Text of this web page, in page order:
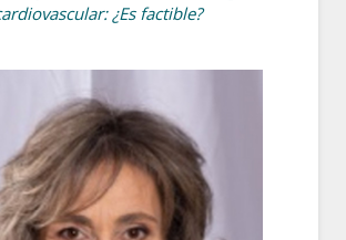
¿Es factible?